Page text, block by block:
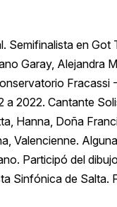
Semifinalista en
Garay, Alejandra
Fracassi
2022. Cantante
Hanna, Doña
Valencienne.
Participó del
Sinfónica de Salta.